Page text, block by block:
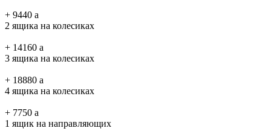
+ 9440 a
2 ящика на колесиках
+ 14160 a
3 ящика на колесиках
+ 18880 a
4 ящика на колесиках
+ 7750 a
1 ящик на направляющих